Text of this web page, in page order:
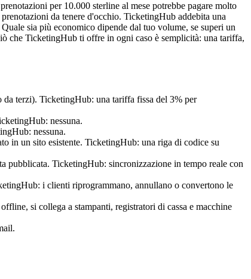
per 10.000 sterline al mese potrebbe pagare molto
da tenere d'occhio. TicketingHub addebita una
sia più economico dipende dal tuo volume, se superi un
che TicketingHub ti offre in ogni caso è semplicità: una tariffa,
terzi). TicketingHub: una tariffa fissa del 3% per
nessuna.
nessuna.
in un sito esistente. TicketingHub: una riga di codice su
pubblicata. TicketingHub: sincronizzazione in tempo reale con
i clienti riprogrammano, annullano o convertono le
si collega a stampanti, registratori di cassa e macchine